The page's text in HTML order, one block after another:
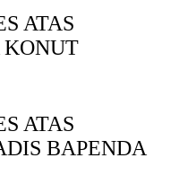
ATAS
ATAS
BAPENDA